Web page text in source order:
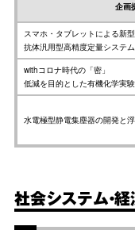
企画
スマホ・タブレットによる新
抗体汎用型高精度定量システ
withコロナ時代の「密」
低減を目的とした有機化学実
水電極型静電集塵器の開発と
社会システム・経